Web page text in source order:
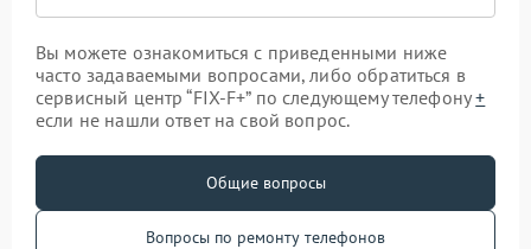
Вы можете ознакомиться с приведенными ниже
часто задаваемыми вопросами, либо обратиться в
сервисный центр “FIX-F+” по следующему телефону+
если не нашли ответ на свой вопрос.
Общие вопросы
Вопросы по ремонту телефонов